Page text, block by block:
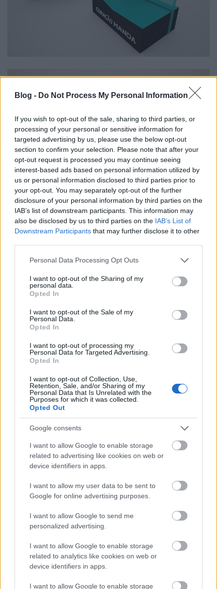
Blog - Do Not Process My Personal Information
If you wish to opt-out of the sale, sharing to third parties, or
processing of your personal or sensitive information for
targeted advertising by us, please use the below opt-out
section to confirm your selection. Please note that after your
opt-out request is processed you may continue seeing
interest-based ads based on personal information utilized by
us or personal information disclosed to third parties prior to
your opt-out. You may separately opt-out of the further
disclosure of your personal information by third parties on the
IAB’s list of downstream participants. This information may
also be disclosed by us to third parties on the IAB’s List of
Downstream Participants that may further disclose it to other
Please note that this website/app uses one or more Google
not limited to your visit or usage behaviour. You may click to
grant or deny consent to Google and its third-party tags to
use your data for below specified purposes in below Google
consent section.
Personal Data Processing Opt Outs
I want to opt-out of the Sharing of my
personal data.
Opted In
I want to opt-out of the Sale of my
Personal Data.
Opted In
I want to opt-out of processing my
Personal Data for Targeted Advertising.
Opted In
I want to opt-out of Collection, Use,
Retention, Sale, and/or Sharing of my
Personal Data that Is Unrelated with the
Purposes for which it was collected.
Opted Out
Google consents
I want to allow Google to enable storage
related to advertising like cookies on web or
device identifiers in apps.
I want to allow my user data to be sent to
Google for online advertising purposes.
I want to allow Google to send me
personalized advertising.
I want to allow Google to enable storage
related to analytics like cookies on web or
device identifiers in apps.
I want to allow Google to enable storage